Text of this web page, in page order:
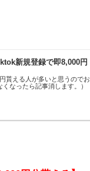
新規登録で即8,000円
貰える人が多いと思うのでお
なったら記事消します。）